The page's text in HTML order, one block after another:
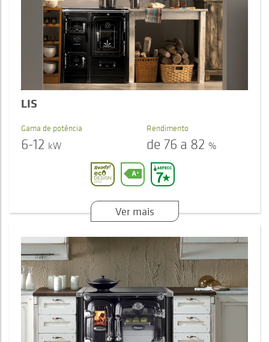
LIS
Gama de potência
6-12 kW
Rendimento
de 76 a 82 %
Ver mais